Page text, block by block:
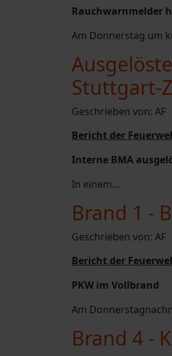
Rauchwarnmelder
Am Donnerstag um
Stuttgart-
Geschrieben von: AF
Bericht der
Interne BMA
In einem...
Brand 1 -
Geschrieben von: AF
Bericht der
PKW im Vollbrand
Am
Brand 4 -